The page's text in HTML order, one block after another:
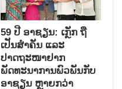
59 ປີ ອາຊຽນ: ເກຼັກ ຖື
ເປັນສຳຄັນ ແລະ
ປາດຖະໜາຢາກ
ພັດທະນາການພົວພັນກັບ
ອາຊຽນ ຫຼາຍກວ່າ